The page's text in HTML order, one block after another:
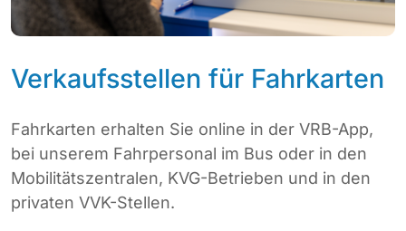
Verkaufsstellen für Fahrkarten
Fahrkarten erhalten Sie online in der VRB-App,
bei unserem Fahrpersonal im Bus oder in den
Mobilitätszentralen, KVG-Betrieben und in den
privaten VVK-Stellen.